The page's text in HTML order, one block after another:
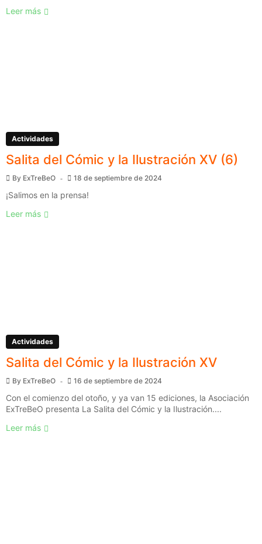
Leer más
Actividades
Salita del Cómic y la Ilustración XV (6)
By ExTreBeO 18 de septiembre de 2024
¡Salimos en la prensa!
Leer más
Actividades
Salita del Cómic y la Ilustración XV
By ExTreBeO 16 de septiembre de 2024
Con el comienzo del otoño, y ya van 15 ediciones, la Asociación
ExTreBeO presenta La Salita del Cómic y la Ilustración....
Leer más